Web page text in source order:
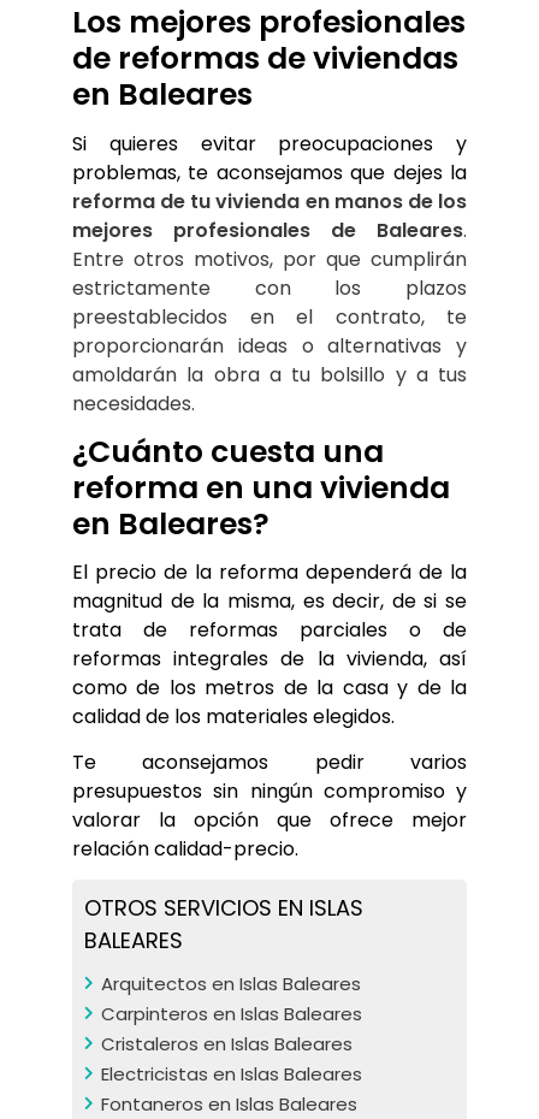
Los mejores profesionales
de reformas de viviendas
en Baleares
Si quieres evitar preocupaciones y
reforma de tu vivienda en manos de los
mejores profesionales de Baleares.
Entre otros motivos, por que cumplirán
estrictamente con los plazos
preestablecidos en el contrato, te
proporcionarán ideas o alternativas y
amoldarán la obra a tu bolsillo y a tus
necesidades.
¿Cuánto cuesta una
reforma en una vivienda
en Baleares?
El precio de la reforma dependerá de la
magnitud de la misma, es decir, de si se
trata de reformas parciales o de
reformas integrales de la vivienda, así
como de los metros de la casa y de la
calidad de los materiales elegidos.
Te aconsejamos pedir varios
presupuestos sin ningún compromiso y
valorar la opción que ofrece mejor
relación calidad-precio.
OTROS SERVICIOS EN ISLAS
BALEARES
Arquitectos en Islas Baleares
Carpinteros en Islas Baleares
Cristaleros en Islas Baleares
Electricistas en Islas Baleares
Fontaneros en Islas Baleares